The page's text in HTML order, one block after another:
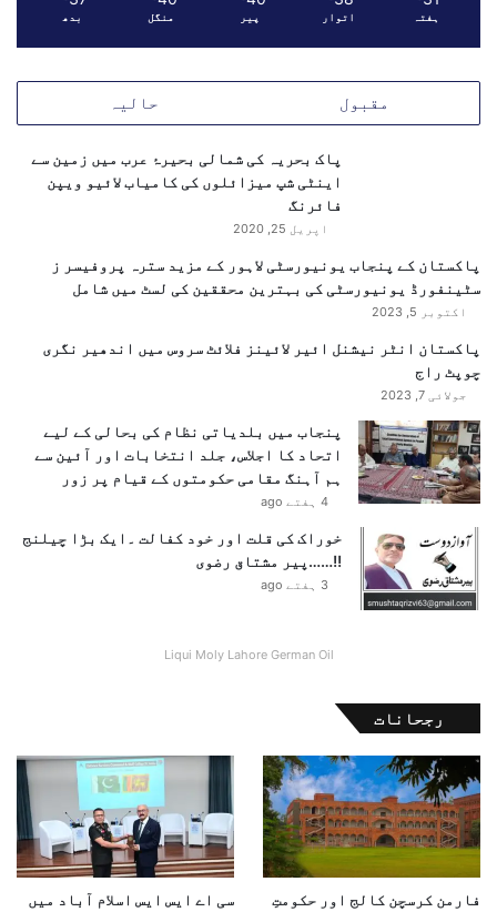
ہفتہ اتوار پیر منگل بدھ
مقبول حالیہ
پاک بحریہ کی شمالی بحیرۂ عرب میں زمین سے
اینٹی شپ میزائلوں کی کامیاب لائیو ویپن
فائرنگ
اپریل 25, 2020
پاکستان کے پنجاب یونیورسٹی لاہور کے مزید سترہ پروفیسر ز
سٹینفورڈ یونیورسٹی کی بہترین محققین کی لسٹ میں شامل
اکتوبر 5, 2023
پاکستان انٹر نیشنل ائیر لائینز فلائٹ سروس میں اندھیر نگری
چوپٹ راج
جولائی 7, 2023
پنجاب میں بلدیاتی نظام کی بحالی کے لیے
اتحاد کا اجلاس، جلد انتخابات اور آئین سے
ہم آہنگ مقامی حکومتوں کے قیام پر زور
4 ہفتے ago
خوراک کی قلت اور خود کفالت ۔ایک بڑا چیلنج
!!……پیر مشتاق رضوی
3 ہفتے ago
Liqui Moly Lahore German Oil
رجحانات
فارمن کرسچن کالج اور حکومتِ
سی اے ایس ایس اسلام آباد میں